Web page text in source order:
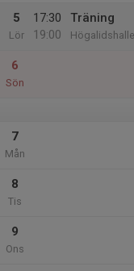
5
Lör
17:30
19:00
Träning
6
Sön
7
Mån
8
Tis
9
Ons